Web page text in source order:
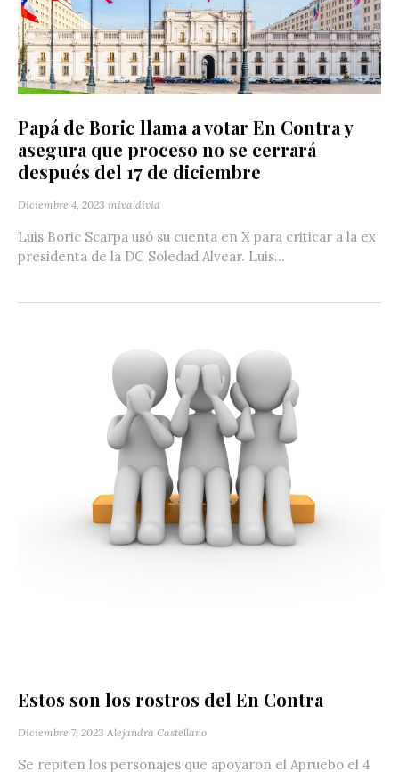
Papá de Boric llama a votar En Contra y
asegura que proceso no se cerrará
después del 17 de diciembre
Diciembre 4, 2023 mivaldivia
Luis Boric Scarpa usó su cuenta en X para criticar a la ex
presidenta de la DC Soledad Alvear. Luis...
Estos son los rostros del En Contra
Diciembre 7, 2023 Alejandra Castellano
Se repiten los personajes que apoyaron el Apruebo el 4